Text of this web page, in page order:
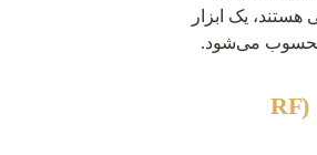
یک ابزار
محسوب می‌شود.
آر اف فرکشنال (RF